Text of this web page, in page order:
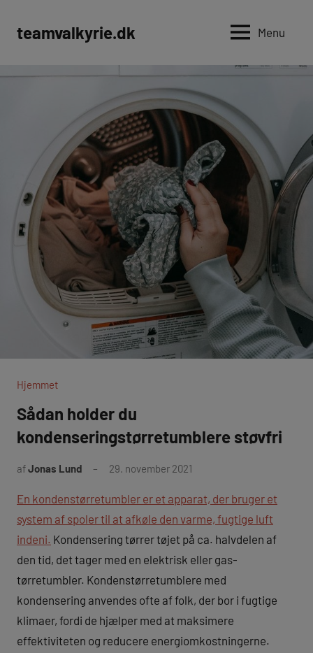
teamvalkyrie.dk Menu
Hjemmet
Sådan holder du
kondenseringstørretumblere støvfri
afJonas Lund 29. november 2021
En kondenstørretumbler er et apparat, der bruger et
system af spoler til at afkøle den varme, fugtige luft
indeni. Kondensering tørrer tøjet på ca. halvdelen af
den tid, det tager med en elektrisk eller gas-
tørretumbler. Kondenstørretumblere med
kondensering anvendes ofte af folk, der bor i fugtige
klimaer, fordi de hjælper med at maksimere
effektiviteten og reducere energiomkostningerne.